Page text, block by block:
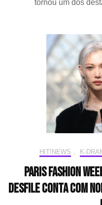
tornou um dos
HIT!NEWS K-
Paris Fashion
desfile conta com